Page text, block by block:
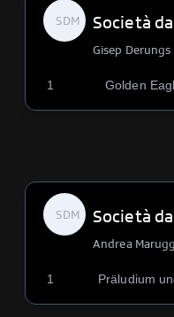
SDM Società
Gisep Derungs
1 Golden
SDM Società
Andrea Marugg
1 Präludium